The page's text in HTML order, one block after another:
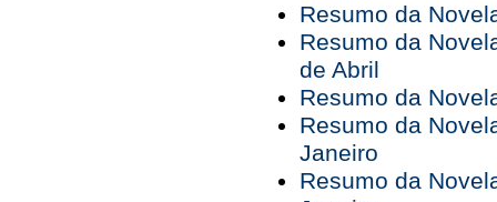
Resumo da
Resumo da
de Abril
Resumo da
Resumo da
Janeiro
Resumo da